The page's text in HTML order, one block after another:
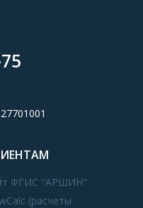
ФГИС "АРШИН"
(расчеты